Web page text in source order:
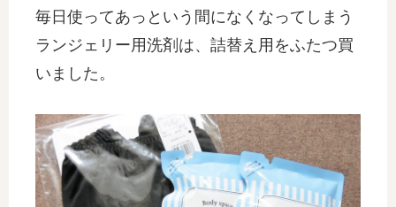
毎日使ってあっという間になくなってしまう
ランジェリー用洗剤は、詰替え用をふたつ買
いました。